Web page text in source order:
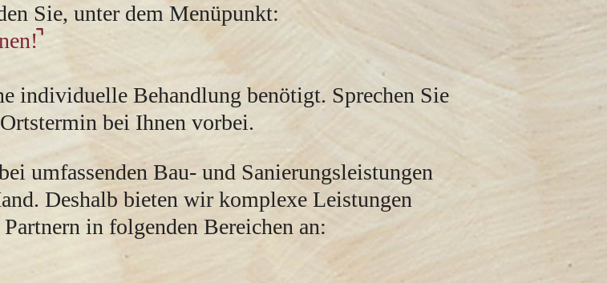
Sie, unter dem Menüpunkt:
individuelle Behandlung benötigt. Sprechen Sie
bei Ihnen vorbei.
umfassenden Bau- und Sanierungsleistungen
Deshalb bieten wir komplexe Leistungen
in folgenden Bereichen an: